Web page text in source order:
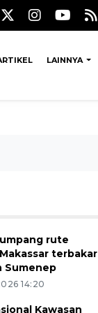
LAINNYA
rute
terbakar
Sumenep
14:20
Kawasan